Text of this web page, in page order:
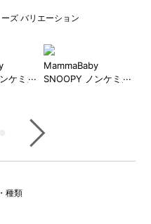
ズ バリエーション
ケミカ
MammaBaby
SNOOPY ノンケミカ
種類